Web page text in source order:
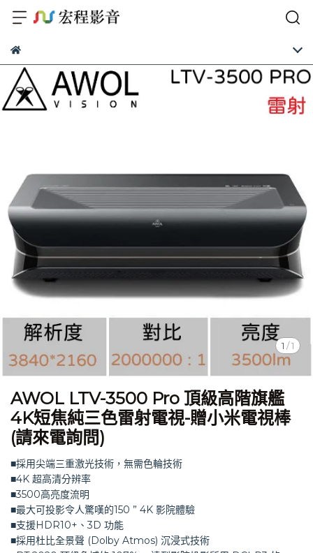
1 /1
AWOL LTV-3500 Pro 頂級高階旗艦
4K短焦純三色雷射電視-贈小米電視棒
(請來電詢問)
■採用尖端三重激光技術，無需色輪技術
■4K 超高清分辨率
■3500高亮度流明
■最大可投影令人驚嘆的150 ” 4K 影院體驗
■支援HDR10+、3D 功能
■採用杜比全景聲 (Dolby Atmos) 沉浸式技術